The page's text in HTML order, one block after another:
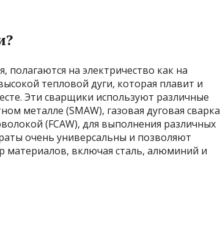
полагаются на электричество как на
тепловой дуги, которая плавит и
Эти сварщики используют различные
металле (SMAW), газовая дуговая сварка
(FCAW), для выполнения различных
очень универсальны и позволяют
материалов, включая сталь, алюминий и